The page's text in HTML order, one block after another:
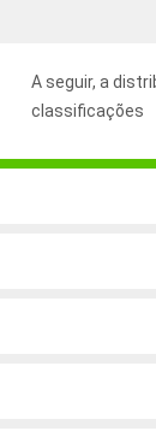
A seguir, a
classificações